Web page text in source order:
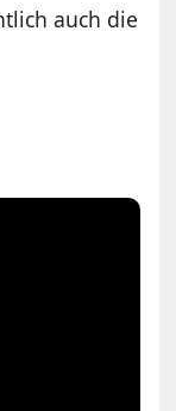
auch die